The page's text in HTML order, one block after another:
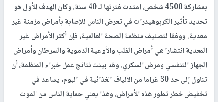
بمشاركة 4500 شخص، امتدت فترتها لـ 40 سنة. وكان الهدف الأول هو
تحديد تأثير الكربوهيدرات في تعرض الناس للإصابة بأمراض مزمنة غير
معدية. ووفقا لتصنيف منظمة الصحة العالمية، فإن أكثر الأمراض غير
المعدية انتشارا هي أمراض القلب والأوعية الدموية والسرطان وأمراض
الجهاز التنفسي ومرض السكري. وقد بينت نتائج عمل خبراء المنظمة، أن
تناول إلى حد 30 غراما من الألياف الغذائية في اليوم، يساعد في
تخفيض خطر تطور هذه الأمراض، وهذا يعني حماية الناس من الموت